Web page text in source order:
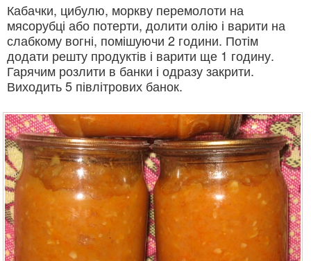
Кабачки, цибулю, моркву перемолоти на
мясорубці або потерти, долити олію і варити на
слабкому вогні, помішуючи 2 години. Потім
додати решту продуктів і варити ще 1 годину.
Гарячим розлити в банки і одразу закрити.
Виходить 5 півлітрових банок.